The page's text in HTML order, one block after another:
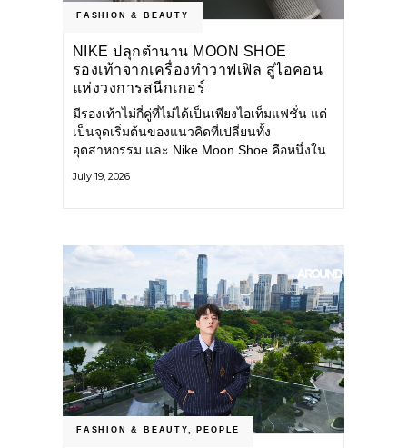
FASHION & BEAUTY
NIKE ปลุกตำนาน MOON SHOE
รองเท้าจากเครื่องทำวาฟเฟิล สู่ไอคอน
แห่งวงการสนีกเกอร์
มีรองเท้าไม่กี่คู่ที่ไม่ได้เป็นเพียงไอเท็มแฟชั่น แต่
เป็นจุดเริ่มต้นของแนวคิดที่เปลี่ยนทั้ง
อุตสาหกรรม และ Nike Moon Shoe คือหนึ่งใน
ศตวรรษก่อน กำลังกลับมาอีกครั้ง พร้อมพาเรื่อง
July 19, 2026
FASHION & BEAUTY PEOPLE